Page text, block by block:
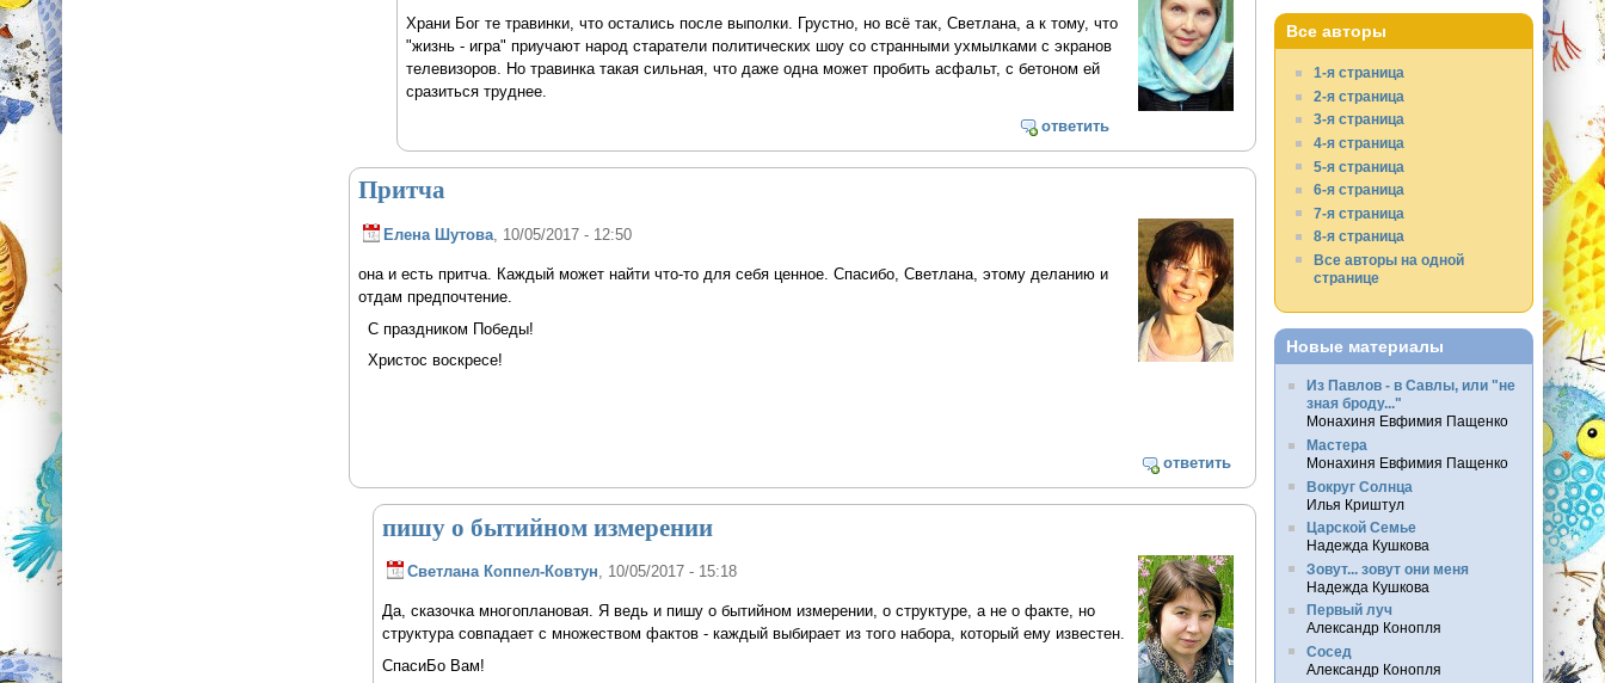
Храни Бог те травинки, что остались после выполки. Грустно, но всё так, Светлана, а к тому, что
"жизнь - игра" приучают народ старатели политических шоу со странными ухмылками с экранов
телевизоров. Но травинка такая сильная, что даже одна может пробить асфальт, с бетоном ей
сразиться труднее.
ответить
Притча
Елена Шутова, 10/05/2017 - 12:50
она и есть притча. Каждый может найти что-то для себя ценное. Спасибо, Светлана, этому деланию и
отдам предпочтение.
С праздником Победы!
Христос воскресе!
ответить
пишу о бытийном измерении
Светлана Коппел-Ковтун, 10/05/2017 - 15:18
Да, сказочка многоплановая. Я ведь и пишу о бытийном измерении, о структуре, а не о факте, но
структура совпадает с множеством фактов - каждый выбирает из того набора, который ему известен.
СпасиБо Вам!
Все авторы
1-я страница
2-я страница
3-я страница
4-я страница
5-я страница
6-я страница
7-я страница
8-я страница
Все авторы на одной
странице
Новые материалы
Из Павлов - в Савлы, или "не
зная броду..."
Монахиня Евфимия Пащенко
Мастера
Монахиня Евфимия Пащенко
Вокруг Солнца
Илья Криштул
Царской Семье
Надежда Кушкова
Зовут... зовут они меня
Надежда Кушкова
Первый луч
Александр Конопля
Сосед
Александр Конопля